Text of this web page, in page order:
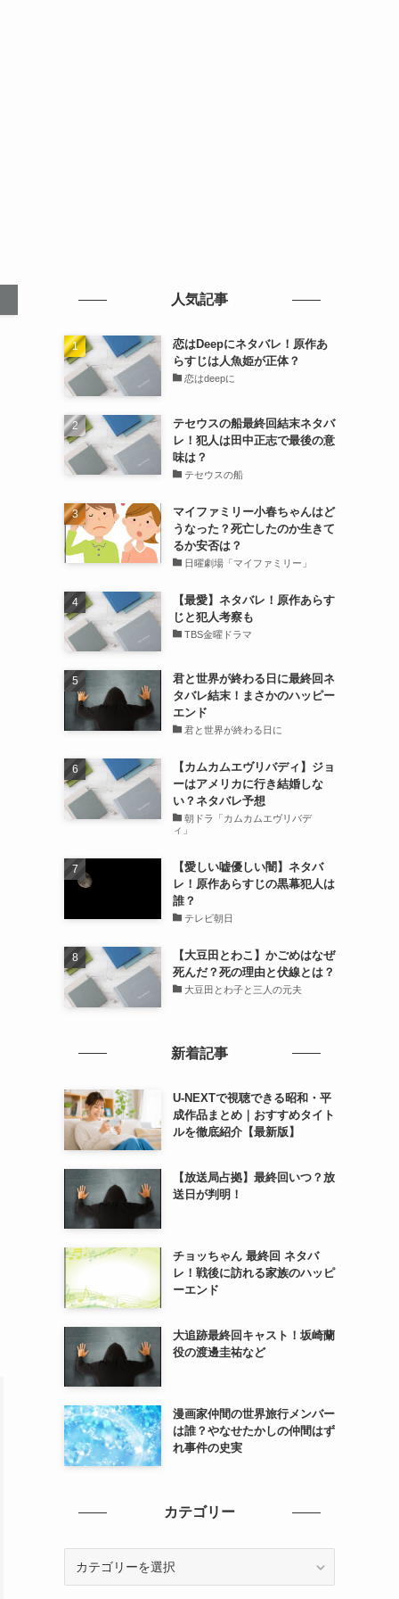
人気記事
恋はDeepにネタバレ！原作あ
らすじは人魚姫が正体？
恋はdeepに
テセウスの船最終回結末ネタバ
レ！犯人は田中正志で最後の意
味は？
テセウスの船
マイファミリー小春ちゃんはど
うなった？死亡したのか生きて
るか安否は？
日曜劇場「マイファミリー」
【最愛】ネタバレ！原作あらす
じと犯人考察も
TBS金曜ドラマ
君と世界が終わる日に最終回ネ
タバレ結末！まさかのハッピー
エンド
君と世界が終わる日に
【カムカムエヴリバディ】ジョ
ーはアメリカに行き結婚しな
い？ネタバレ予想
朝ドラ「カムカムエヴリバデ
ィ」
【愛しい嘘優しい闇】ネタバ
レ！原作あらすじの黒幕犯人は
誰？
テレビ朝日
【大豆田とわこ】かごめはなぜ
死んだ？死の理由と伏線とは？
大豆田とわ子と三人の元夫
新着記事
U-NEXTで視聴できる昭和・平
成作品まとめ｜おすすめタイト
ルを徹底紹介【最新版】
【放送局占拠】最終回いつ？放
送日が判明！
チョッちゃん 最終回 ネタバ
レ！戦後に訪れる家族のハッピ
ーエンド
大追跡最終回キャスト！坂崎蘭
役の渡邊圭祐など
漫画家仲間の世界旅行メンバー
は誰？やなせたかしの仲間はず
れ事件の史実
カテゴリー